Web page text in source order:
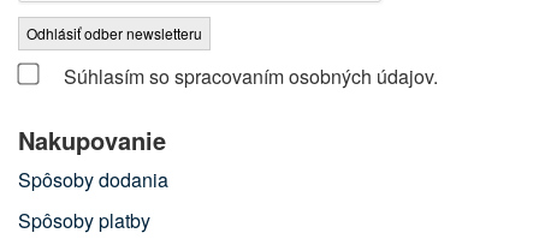
Odhlásiť odber newsletteru
Súhlasím so spracovaním osobných údajov.
Nakupovanie
Spôsoby dodania
Spôsoby platby